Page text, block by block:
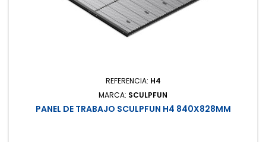
REFERENCIA: H4
MARCA: SCULPFUN
PANEL DE TRABAJO SCULPFUN H4 840X828MM